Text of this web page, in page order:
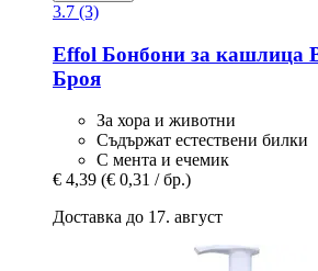
3.7 (3)
Effol Бонбони за кашлица
Броя
За хора и животни
Съдържат естествени билки
С мента и ечемик
€ 4,39 (€ 0,31 / бр.)
Доставка до 17. август